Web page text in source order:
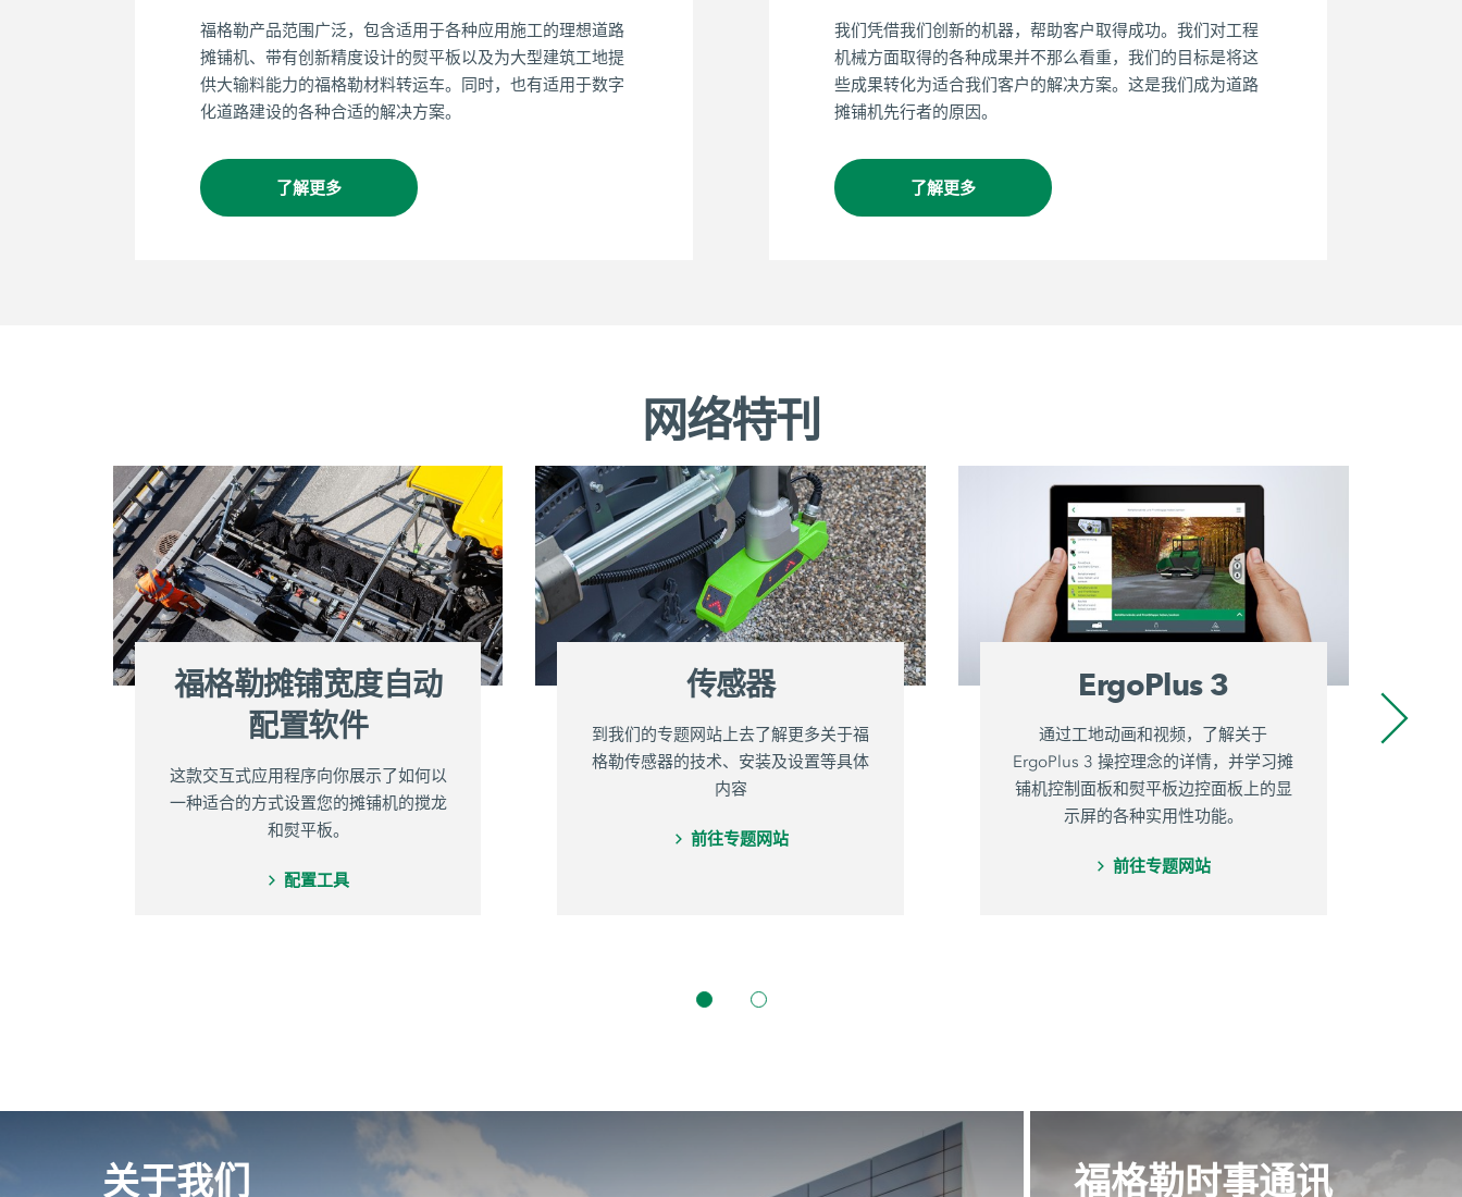
福格勒产品范围广泛，包含适用于各种应用施工的理想道路
摊铺机、带有创新精度设计的熨平板以及为大型建筑工地提
供大输料能力的福格勒材料转运车。同时，也有适用于数字
化道路建设的各种合适的解决方案。
了解更多
我们凭借我们创新的机器，帮助客户取得成功。我们对工程
机械方面取得的各种成果并不那么看重，我们的目标是将这
些成果转化为适合我们客户的解决方案。这是我们成为道路
摊铺机先行者的原因。
了解更多
网络特刊
福格勒摊铺宽度自动
配置软件
这款交互式应用程序向你展示了如何以
一种适合的方式设置您的摊铺机的搅龙
和熨平板。
配置工具
传感器
到我们的专题网站上去了解更多关于福
格勒传感器的技术、安装及设置等具体
内容
前往专题网站
ErgoPlus 3
通过工地动画和视频，了解关于
ErgoPlus 3 操控理念的详情，并学习摊
铺机控制面板和熨平板边控面板上的显
示屏的各种实用性功能。
前往专题网站
关于我们 福格勒时事通讯